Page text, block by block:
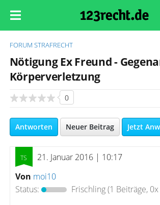
FORUM STRAFRECHT
Nötigung Ex Freund -
Körperverletzung
0
Antworten Neuer Beitrag Jetzt
21. Januar 2016 | 10:17
Von moi10
Status:
Frischling(1 Beiträge,